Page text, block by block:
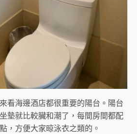
看海邊酒店都很重要的陽台。陽台
墊就比較臟和潮了，每間房間都配
，方便大家晾泳衣之類的。